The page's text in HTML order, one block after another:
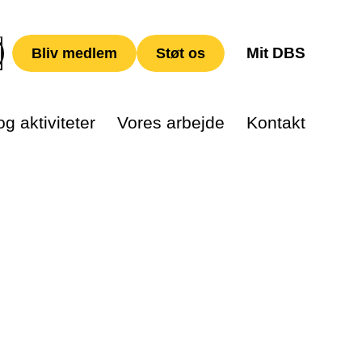
Bliv medlem Støt os Mit DBS
aktiviteter Vores arbejde Kontakt